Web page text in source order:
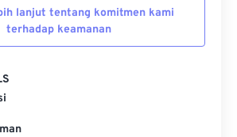
lanjut tentang komitmen kami
terhadap keamanan